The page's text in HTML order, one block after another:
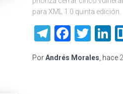
para XML 1.0 quinta edición.
Telegram
PorAndrés Morales , hace